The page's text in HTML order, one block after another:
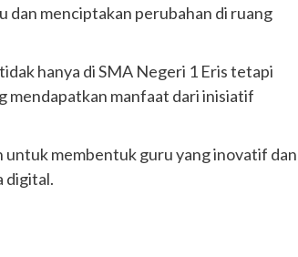
dan menciptakan perubahan di ruang
hanya di SMA Negeri 1 Eris tetapi
mendapatkan manfaat dari inisiatif
membentuk guru yang inovatif dan
digital.